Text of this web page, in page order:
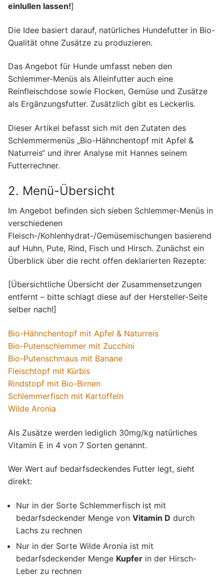
einlullen lassen!]
Die Idee basiert darauf, natürliches Hundefutter in Bio-
Qualität ohne Zusätze zu produzieren.
Das Angebot für Hunde umfasst neben den
Schlemmer-Menüs als Alleinfutter auch eine
Reinfleischdose sowie Flocken, Gemüse und Zusätze
als Ergänzungsfutter. Zusätzlich gibt es Leckerlis.
Dieser Artikel befasst sich mit den Zutaten des
Schlemmermenüs „Bio-Hähnchentopf mit Apfel &
Naturreis“ und ihrer Analyse mit Hannes seinem
Futterrechner.
2. Menü-Übersicht
Im Angebot befinden sich sieben Schlemmer-Menüs in
verschiedenen
Fleisch-/Kohlenhydrat-/Gemüsemischungen basierend
auf Huhn, Pute, Rind, Fisch und Hirsch. Zunächst ein
Überblick über die recht offen deklarierten Rezepte:
[Übersichtliche Übersicht der Zusammensetzungen
entfernt – bitte schlagt diese auf der Hersteller-Seite
selber nach!]
Bio-Hähnchentopf mit Apfel & Naturreis
Bio-Putenschlemmer mit Zucchini
Bio-Putenschmaus mit Banane
Fleischtopf mit Kürbis
Rindstopf mit Bio-Birnen
Schlemmerfisch mit Kartoffeln
Wilde Aronia
Als Zusätze werden lediglich 30mg/kg natürliches
Vitamin E in 4 von 7 Sorten genannt.
Wer Wert auf bedarfsdeckendes Futter legt, sieht
direkt:
Nur in der Sorte Schlemmerfisch ist mit
bedarfsdeckender Menge von Vitamin D durch
Lachs zu rechnen
Nur in der Sorte Wilde Aronia ist mit
bedarfsdeckender Menge Kupfer in der Hirsch-
Leber zu rechnen